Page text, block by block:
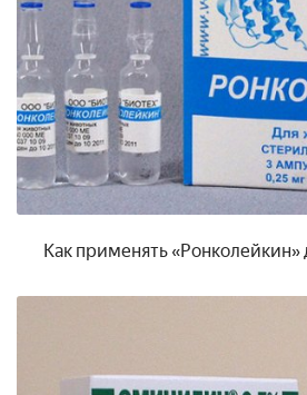
Как применять «Ронколейкин»